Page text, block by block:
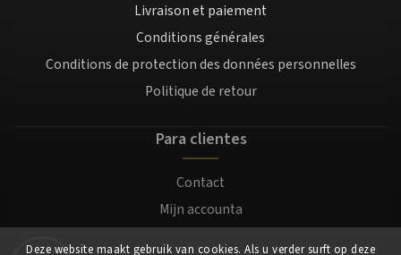
Deze website maakt gebruik van cookies. Als u verder surft op deze
Livraison et paiement
Conditions générales
Conditions de protection des données personnelles
Politique de retour
Para clientes
Contact
Mijn accounta